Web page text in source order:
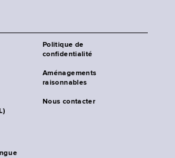
Politique de
confidentialité
Aménagements
raisonnables
Nous contacter